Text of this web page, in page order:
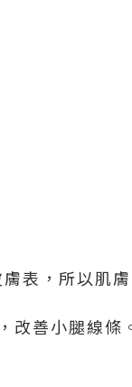
表， 所以肌膚
改善小腿線條